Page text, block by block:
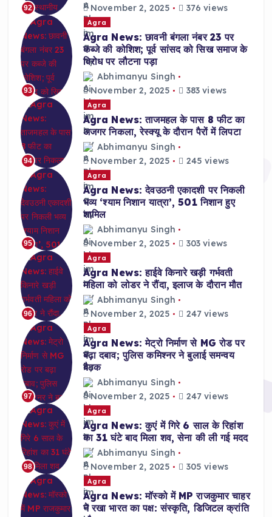
92
November 2, 2025
376 views
93
Agra
Agra News: छावनी बंगला नंबर 23 पर
कब्जे की कोशिश; पूर्व सांसद को सिख समाज के
विरोध पर लौटना पड़ा
Abhimanyu Singh
November 2, 2025
383 views
94
Agra
Agra News: ताजमहल के पास 8 फीट का
अजगर निकला, रेस्क्यू के दौरान पैरों में लिपटा
Abhimanyu Singh
November 2, 2025
245 views
95
Agra
Agra News: देवउठनी एकादशी पर निकली
भव्य ‘श्याम निशान यात्रा’, 501 निशान हुए
शामिल
Abhimanyu Singh
November 2, 2025
303 views
96
Agra
Agra News: हाईवे किनारे खड़ी गर्भवती
महिला को लोडर ने रौंदा, इलाज के दौरान मौत
Abhimanyu Singh
November 2, 2025
247 views
97
Agra
Agra News: मेट्रो निर्माण से MG रोड पर
बढ़ा दबाव; पुलिस कमिश्नर ने बुलाई समन्वय
बैठक
Abhimanyu Singh
November 2, 2025
247 views
98
Agra
Agra News: कुएं में गिरे 6 साल के रिहांश
का 31 घंटे बाद मिला शव, सेना की ली गई मदद
Abhimanyu Singh
November 2, 2025
305 views
Agra
Agra News: मॉस्को में MP राजकुमार चाहर
ने रखा भारत का पक्ष: संस्कृति, डिजिटल क्रांति